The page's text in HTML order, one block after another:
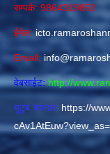
सम्पर्क: 9864319853
ईमेल:
Email:
वेबसाईट:http://
युटुब च्यानल: https://